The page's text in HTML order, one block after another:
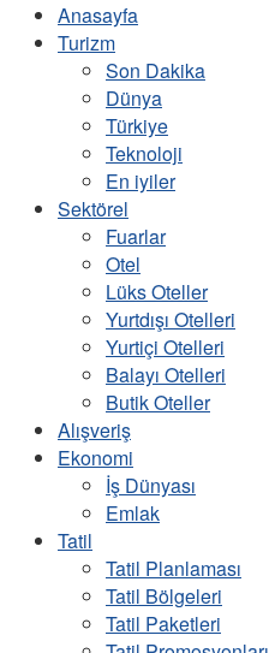
Anasayfa
Turizm
Son Dakika
Dünya
Türkiye
Teknoloji
En iyiler
Sektörel
Fuarlar
Otel
Lüks Oteller
Yurtdışı Otelleri
Yurtiçi Otelleri
Balayı Otelleri
Butik Oteller
Alışveriş
Ekonomi
İş Dünyası
Emlak
Tatil
Tatil Planlaması
Tatil Bölgeleri
Tatil Paketleri